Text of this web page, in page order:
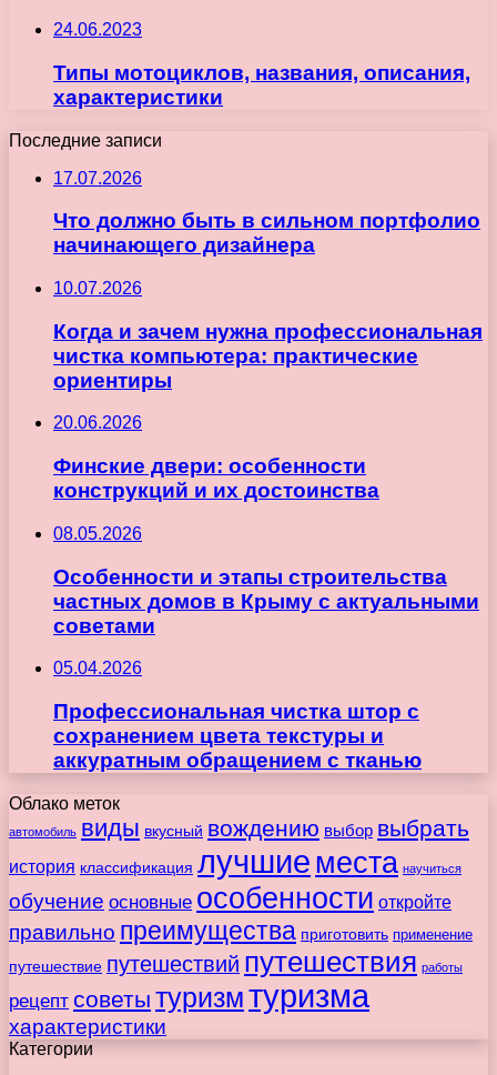
24.06.2023
Типы мотоциклов, названия, описания,
характеристики
Последние записи
17.07.2026
Что должно быть в сильном портфолио
начинающего дизайнера
10.07.2026
Когда и зачем нужна профессиональная
чистка компьютера: практические
ориентиры
20.06.2026
Финские двери: особенности
конструкций и их достоинства
08.05.2026
Особенности и этапы строительства
частных домов в Крыму с актуальными
советами
05.04.2026
Профессиональная чистка штор с
сохранением цвета текстуры и
аккуратным обращением с тканью
Облако меток
автомобиль виды вкусный вождению выбор выбрать
история классификация лучшиеместа научиться
обучение основные особенности откройте
правильно преимущества приготовить применение
путешествие путешествий путешествия работы
рецепт советы туризмтуризма
характеристики
Категории